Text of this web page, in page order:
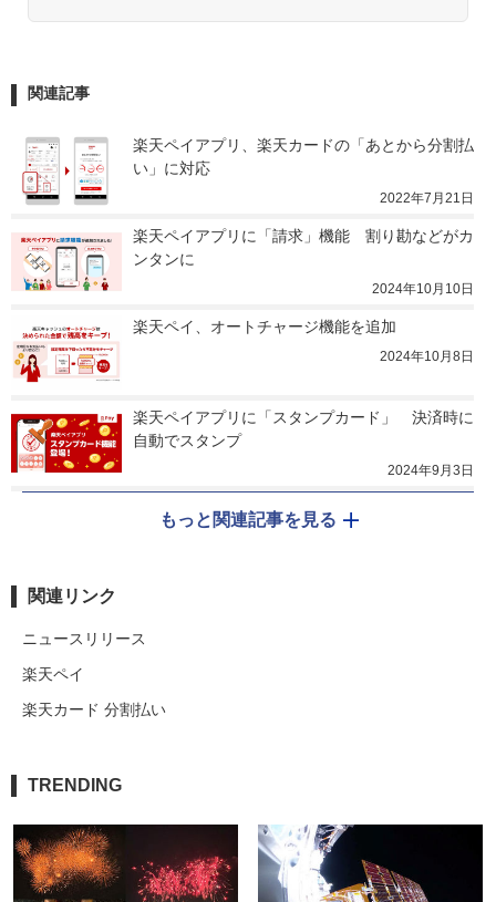
関連記事
楽天ペイアプリ、楽天カードの「あとから分割払
い」に対応
2022年7月21日
楽天ペイアプリに「請求」機能　割り勘などがカ
ンタンに
2024年10月10日
楽天ペイ、オートチャージ機能を追加
2024年10月8日
楽天ペイアプリに「スタンプカード」　決済時に
自動でスタンプ
2024年9月3日
もっと関連記事を見る
関連リンク
ニュースリリース
楽天ペイ
楽天カード 分割払い
TRENDING